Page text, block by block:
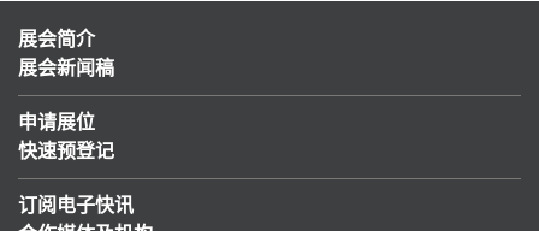
展会简介
展会新闻稿
申请展位
快速预登记
订阅电子快讯